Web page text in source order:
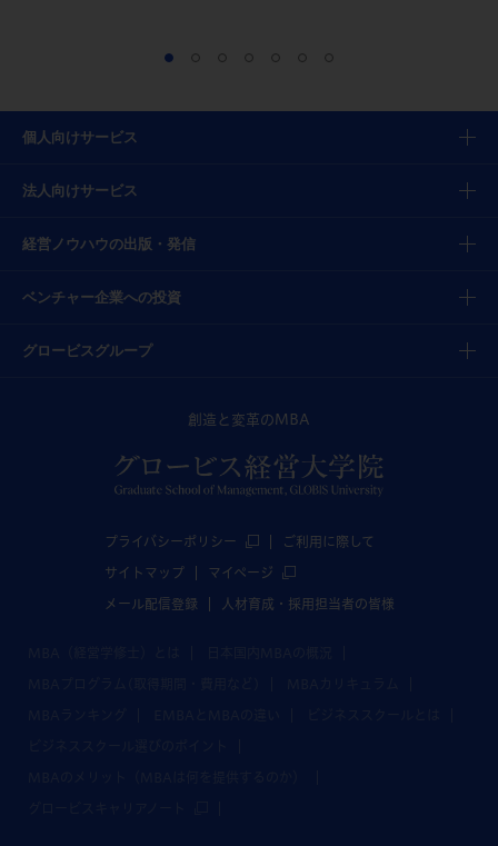
個人向けサービス
法人向けサービス
経営ノウハウの出版・発信
ベンチャー企業への投資
グロービスグループ
創造と変革のMBA
プライバシーポリシー ご利用に際して
サイトマップ マイページ
メール配信登録 人材育成・採用担当者の皆様